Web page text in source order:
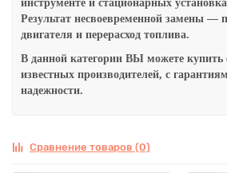
инструменте и стационарных
Результат несвоевременной замены —
двигателя и перерасход топлива.
В данной категории ВЫ можете купить
известных производителей, с
надежности.
Сравнение товаров (0)